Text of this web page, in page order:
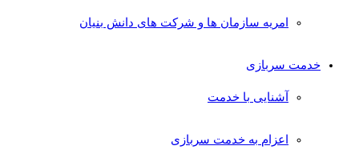
امریه سازمان ها و شرکت های دانش بنیان
خدمت سربازی
آشنایی با خدمت
اعزام به خدمت سربازی